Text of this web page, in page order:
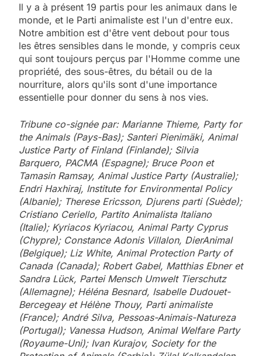
Il y a à présent 19 partis pour les animaux dans le
monde, et le Parti animaliste est l'un d'entre eux.
Notre ambition est d'être vent debout pour tous
les êtres sensibles dans le monde, y compris ceux
qui sont toujours perçus par l'Homme comme une
propriété, des sous-êtres, du bétail ou de la
nourriture, alors qu'ils sont d'une importance
essentielle pour donner du sens à nos vies.
Tribune co-signée par: Marianne Thieme, Party for
the Animals (Pays-Bas); Santeri Pienimäki, Animal
Justice Party of Finland (Finlande); Silvia
Barquero, PACMA (Espagne); Bruce Poon et
Tamasin Ramsay, Animal Justice Party (Australie);
Endri Haxhiraj, Institute for Environmental Policy
(Albanie); Therese Ericsson, Djurens parti (Suède);
Cristiano Ceriello, Partito Animalista Italiano
(Italie); Kyriacos Kyriacou, Animal Party Cyprus
(Chypre); Constance Adonis Villalon, DierAnimal
(Belgique); Liz White, Animal Protection Party of
Canada (Canada); Robert Gabel, Matthias Ebner et
Sandra Lück, Partei Mensch Umwelt Tierschutz
(Allemagne); Héléna Besnard, Isabelle Dudouet-
Bercegeay et Hélène Thouy, Parti animaliste
(France); André Silva, Pessoas-Animais-Natureza
(Portugal); Vanessa Hudson, Animal Welfare Party
(Royaume-Uni); Ivan Kurajov, Society for the